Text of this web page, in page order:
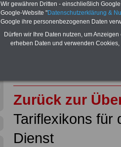
(32 GB)
auf dem
Zurück zur
Tariflexikons für
Dienst
Wir gewähren Dritten - einschließlich
Google-Website "Datenschutzerklärung &
Google ihre personenbezogenen Daten
Dürfen wir Ihre Daten nutzen, um
erheben Daten und verwenden